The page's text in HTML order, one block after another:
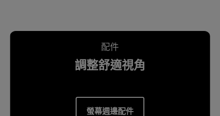
配件
調整舒適視角
螢幕週邊配件